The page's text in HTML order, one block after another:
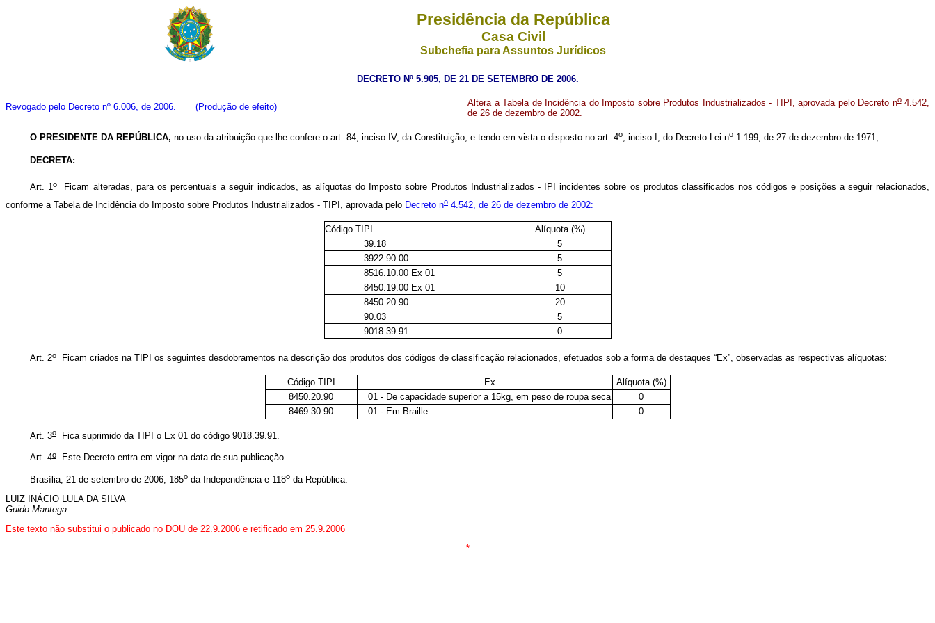
Presidência da República
Casa Civil
Subchefia para Assuntos Jurídicos
DECRETO Nº 5.905, DE 21 DE SETEMBRO DE 2006.
Revogado pelo Decreto nº 6.006, de 2006. (Produção de efeito) Altera a Tabela de Incidência do Imposto sobre Produtos Industrializados - TIPI, aprovada pelo Decreto no4.542,
de 26 de dezembro de 2002.
O PRESIDENTE DA REPÚBLICA, no uso da atribuição que lhe confere o art. 84, inciso IV, da Constituição, e tendo em vista o disposto no art. 4o, inciso I, do Decreto-Lei no 1.199, de 27 de dezembro de 1971,
DECRETA:
Art. 1oFicam alteradas, para os percentuais a seguir indicados, as alíquotas do Imposto sobre Produtos Industrializados - IPI incidentes sobre os produtos classificados nos códigos e posições a seguir relacionados,
conforme a Tabela de Incidência do Imposto sobre Produtos Industrializados - TIPI, aprovada pelo Decreto no 4.542, de 26 de dezembro de 2002:
Código TIPI
Alíquota (%)
39.18
5
3922.90.00
5
8516.10.00 Ex 01
5
8450.19.00 Ex 01
10
8450.20.90
20
90.03
5
9018.39.91
0
Art. 2o Ficam criados na TIPI os seguintes desdobramentos na descrição dos produtos dos códigos de classificação relacionados, efetuados sob a forma de destaques “Ex”, observadas as respectivas alíquotas:
Código TIPI Ex
Alíquota (%)
8450.20.90
01 - De capacidade superior a 15kg, em peso de roupa seca
0
8469.30.90
01 - Em Braille 0
Art. 3o Fica suprimido da TIPI o Ex 01 do código 9018.39.91.
Art. 4o Este Decreto entra em vigor na data de sua publicação.
Brasília, 21 de setembro de 2006; 185o da Independência e 118o da República.
LUIZ INÁCIO LULA DA SILVA
Guido Mantega
Este texto não substitui o publicado no DOU de 22.9.2006 e retificado em 25.9.2006
*